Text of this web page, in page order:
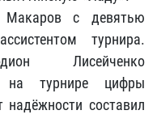
с девятью
турнира.
Лисейченко
на турнире цифры
надёжности составил